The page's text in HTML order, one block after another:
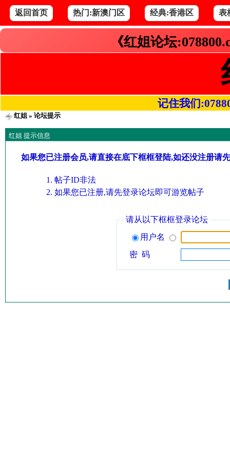
返回首页 热门:新澳门区 经典:香港区 表
《红姐论坛
记住我们
红姐» 论坛提示
红姐 提示信息
如果您已注册会员,请直接在底下框框登陆,如还没注册请
帖子ID非法
如果您已注册,请先登录论坛即可游览帖子
请从以下框框登录论坛
用户名
密 码